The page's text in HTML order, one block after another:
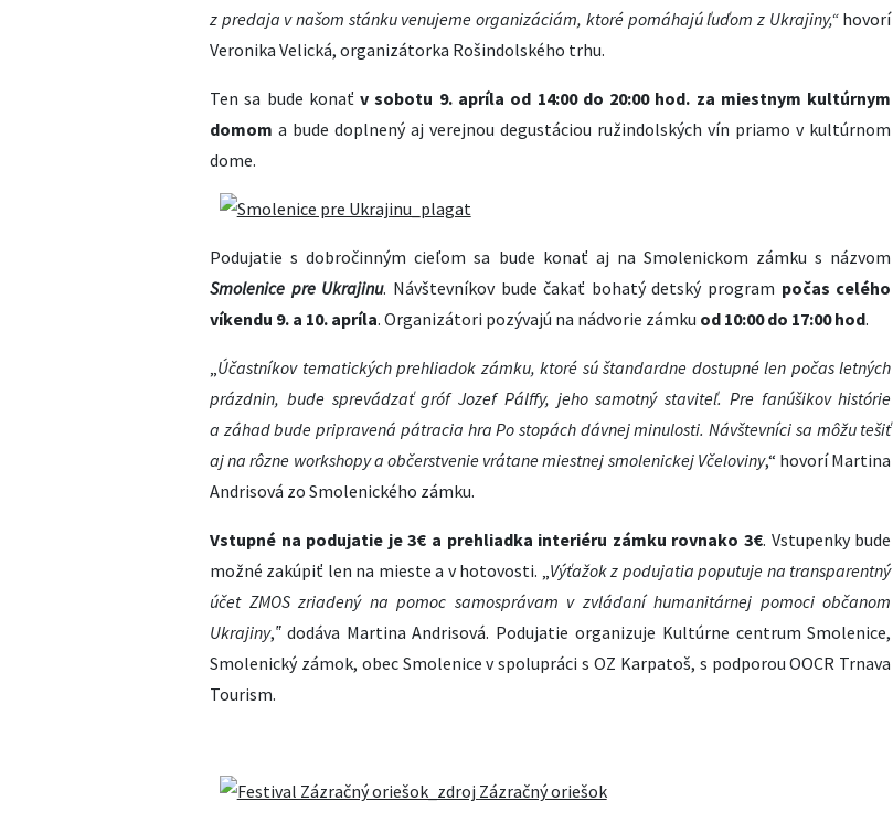
z predaja v našom stánku venujeme organizáciám, ktoré pomáhajú ľuďom z Ukrajiny,“hovorí
Veronika Velická, organizátorka Rošindolského trhu.
Ten sa bude konaťv sobotu 9. apríla od 14:00 do 20:00 hod. za miestnym kultúrnym
domom a bude doplnený aj verejnou degustáciou ružindolských vín priamo v kultúrnom
dome.
Podujatie s dobročinným cieľom sa bude konať aj na Smolenickom zámku s názvom
Smolenice pre Ukrajinu. Návštevníkov bude čakať bohatý detský program počas celého
víkendu 9. a 10. apríla. Organizátori pozývajú na nádvorie zámku od 10:00 do 17:00 hod.
„Účastníkov tematických prehliadok zámku, ktoré sú štandardne dostupné len počas letných
prázdnin, bude sprevádzať gróf Jozef Pálffy, jeho samotný staviteľ. Pre fanúšikov histórie
a záhad bude pripravená pátracia hra Po stopách dávnej minulosti. Návštevníci sa môžu tešiť
aj na rôzne workshopy a občerstvenie vrátane miestnej smolenickej Včeloviny,“ hovorí Martina
Andrisová zo Smolenického zámku.
Vstupné na podujatie je 3€ a prehliadka interiéru zámku rovnako 3€. Vstupenky bude
možné zakúpiť len na mieste a v hotovosti. „Výťažok z podujatia poputuje na transparentný
účet ZMOS zriadený na pomoc samosprávam v zvládaní humanitárnej pomoci občanom
Ukrajiny,‟dodáva Martina Andrisová. Podujatie organizuje Kultúrne centrum Smolenice,
Smolenický zámok, obec Smolenice v spolupráci s OZ Karpatoš, s podporou OOCR Trnava
Tourism.